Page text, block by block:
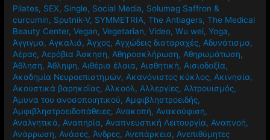
Pilates, SEX, Single, Social Media, Solumag Saffron &
curcumin, Sputnik-V, SYMMETRIA,The Antiagers,The Medical
Beauty Center,Vegan,Vegetarian,Video,Wu wei,Yoga,
Άγγιγμα, Αγκαλιά, Άγχος, Αγχώδεις διαταραχές, Αδυνάτισμα,
Αέρας, Αερόβια Άσκηση, Αθηροσκλήρωση, Αθηρωμάτωση,
Άθληση, Άθληψη, Αιθέρια έλαια, Αισθητική, Αισιοδοξία,
Ακαδημία Νευροεπιστημών, Ακανόνιστος κύκλος, Ακινησία,
Ακουστικά βαρηκοΐας, Αλκοόλ, Αλλεργίες, Αλτρουισμός,
Άμυνα του ανοσοποιητικού, Αμφιβληστροειδής,
Αμφιβληστροειδοπάθειες, Ανακοπή, Ανακούφιση,
Αναλγητικά, Αναπηρία, Αναπνευστική Λειτουργία, Αναπνοή,
Ανάρρωση, Ανάσες, Άνδρες, Ανεπάρκεια, Ανεπιθύμητες